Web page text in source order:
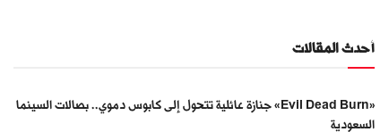
أحدث المقالات
«Evil Dead Burn» جنازة عائلية تتحول إلى كابوس دموي.. بصالات السينما
السعودية